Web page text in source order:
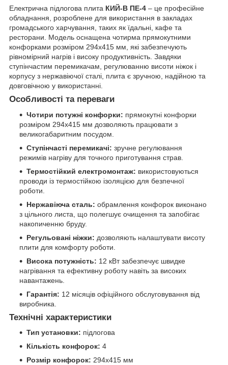
Електрична підлогова плита КИЙ-В ПЕ-4 – це професійне
обладнання, розроблене для використання в закладах
громадського харчування, таких як їдальні, кафе та
ресторани. Модель оснащена чотирма прямокутними
конфорками розміром 294х415 мм, які забезпечують
рівномірний нагрів і високу продуктивність. Завдяки
ступінчастим перемикачам, регулюванню висоти ніжок і
корпусу з нержавіючої сталі, плита є зручною, надійною та
довговічною у використанні.
Особливості та переваги
Чотири потужні конфорки: прямокутні конфорки
розміром 294х415 мм дозволяють працювати з
великогабаритним посудом.
Ступінчасті перемикачі: зручне регулювання
режимів нагріву для точного приготування страв.
Термостійкий електромонтаж: використовуються
проводи із термостійкою ізоляцією для безпечної
роботи.
Нержавіюча сталь: обрамлення конфорок виконано
з цільного листа, що полегшує очищення та запобігає
накопиченню бруду.
Регульовані ніжки: дозволяють налаштувати висоту
плити для комфорту роботи.
Висока потужність: 12 кВт забезпечує швидке
нагрівання та ефективну роботу навіть за високих
навантажень.
Гарантія: 12 місяців офіційного обслуговування від
виробника.
Технічні характеристики
Тип установки: підлогова
Кількість конфорок: 4
Розмір конфорок: 294х415 мм